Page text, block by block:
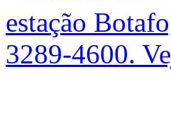
estação
3289-4600.